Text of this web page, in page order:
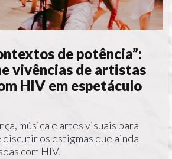
de potência”:
vivências de artistas
HIV em espetáculo
música e artes visuais para
os estigmas que ainda
com HIV.